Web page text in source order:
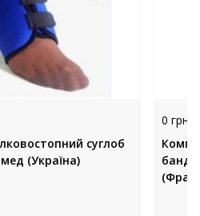
суглоб
(Україна)
0 грн.